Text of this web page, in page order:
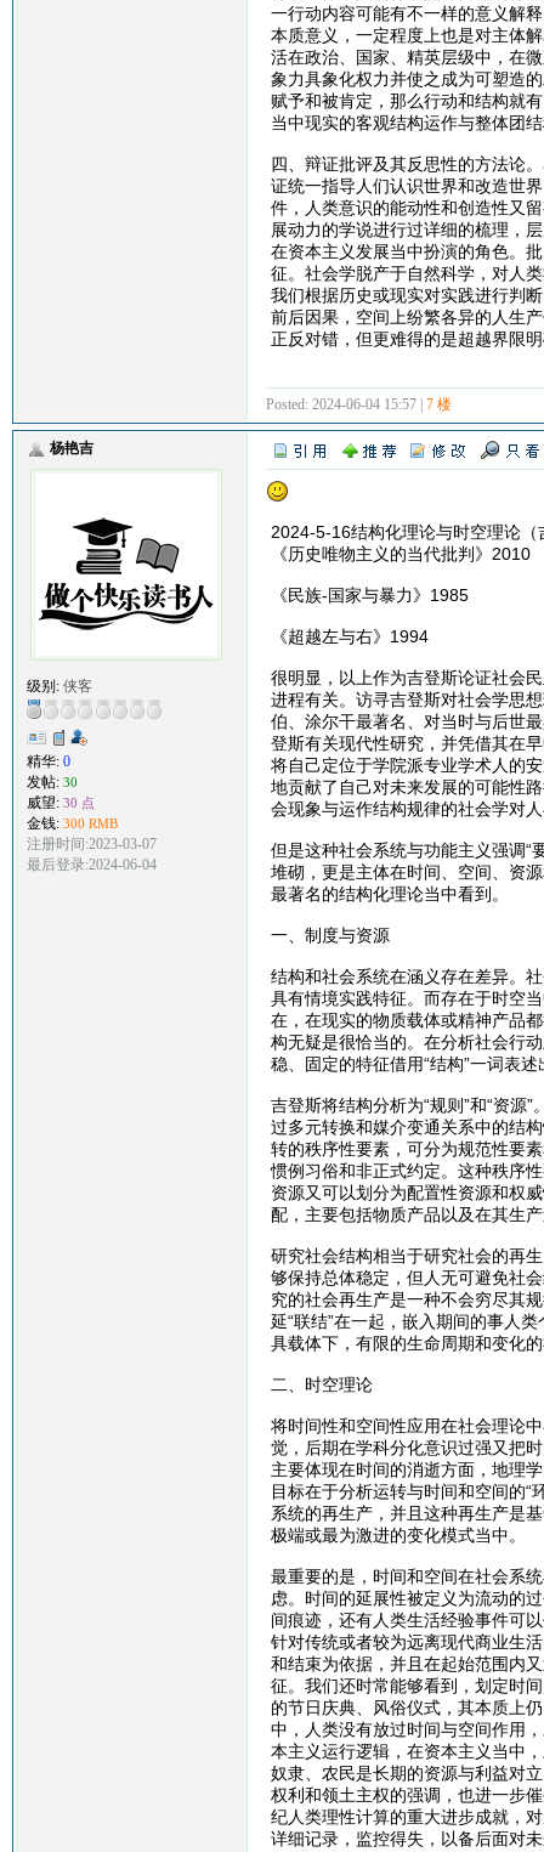
一行动内容可能有不一样的意义解
本质意义，一定程度上也是对主体
活在政治、国家、精英层级中，在
象力具象化权力并使之成为可塑造
赋予和被肯定，那么行动和结构就
当中现实的客观结构运作与整体团
四、辩证批评及其反思性的方法论
证统一指导人们认识世界和改造世
件，人类意识的能动性和创造性又
展动力的学说进行过详细的梳理，
在资本主义发展当中扮演的角色。
征。社会学脱产于自然科学，对人
我们根据历史或现实对实践进行判
前后因果，空间上纷繁各异的人生
正反对错，但更难得的是超越界限
Posted: 2024-06-04 15:57 | 7 楼
杨艳吉
级别: 侠客
精华: 0
发帖: 30
威望: 30 点
金钱: 300 RMB
注册时间:2023-03-07
最后登录:2024-06-04
2024-5-16结构化理论与时空理论（
《历史唯物主义的当代批判》2010
《民族-国家与暴力》1985
《超越左与右》1994
很明显，以上作为吉登斯论证社会
进程有关。访寻吉登斯对社会学思
伯、涂尔干最著名、对当时与后世
登斯有关现代性研究，并凭借其在
将自己定位于学院派专业学术人的
地贡献了自己对未来发展的可能性
会现象与运作结构规律的社会学对
但是这种社会系统与功能主义强调“
堆砌，更是主体在时间、空间、资
最著名的结构化理论当中看到。
一、制度与资源
结构和社会系统在涵义存在差异。
具有情境实践特征。而存在于时空
在，在现实的物质载体或精神产品
构无疑是很恰当的。在分析社会行
稳、固定的特征借用“结构”一词表述
吉登斯将结构分析为“规则”和“资源
过多元转换和媒介变通关系中的结
转的秩序性要素，可分为规范性要
惯例习俗和非正式约定。这种秩序
资源又可以划分为配置性资源和权
配，主要包括物质产品以及在其生
研究社会结构相当于研究社会的再
够保持总体稳定，但人无可避免社
究的社会再生产是一种不会穷尽其
延“联结”在一起，嵌入期间的事人
具载体下，有限的生命周期和变化
二、时空理论
将时间性和空间性应用在社会理论
觉，后期在学科分化意识过强又把
主要体现在时间的消逝方面，地理
目标在于分析运转与时间和空间的“
系统的再生产，并且这种再生产是
极端或最为激进的变化模式当中。
最重要的是，时间和空间在社会系
虑。时间的延展性被定义为流动的
间痕迹，还有人类生活经验事件可
针对传统或者较为远离现代商业生
和结束为依据，并且在起始范围内
征。我们还时常能够看到，划定时
的节日庆典、风俗仪式，其本质上
中，人类没有放过时间与空间作用
本主义运行逻辑，在资本主义当中
奴隶、农民是长期的资源与利益对
权利和领土主权的强调，也进一步
纪人类理性计算的重大进步成就，
详细记录，监控得失，以备后面对